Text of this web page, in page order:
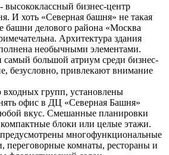
- высококлассный бизнес-центр
И хоть «Северная башня» не такая
башни делового района «Москва
Архитектура здания
необычными элементами.
самый большой атриум среди бизнес-
безусловно, привлекают внимание
входных групп, установлены
офис в ДЦ «Северная Башня»
вкус. Смешанные планировки
блоки или целые этажи.
многофункциональные
переговорные комнаты, рестораны и